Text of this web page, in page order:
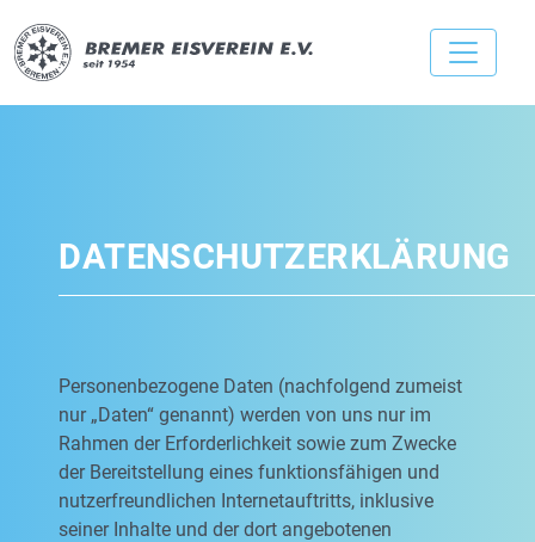
DATENSCHUTZERKLÄRUNG
Personenbezogene Daten (nachfolgend zumeist
nur „Daten“ genannt) werden von uns nur im
Rahmen der Erforderlichkeit sowie zum Zwecke
der Bereitstellung eines funktionsfähigen und
nutzerfreundlichen Internetauftritts, inklusive
seiner Inhalte und der dort angebotenen